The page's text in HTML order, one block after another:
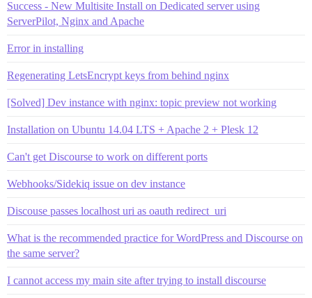
Success - New Multisite Install on Dedicated server using
ServerPilot, Nginx and Apache
Error in installing
Regenerating LetsEncrypt keys from behind nginx
[Solved] Dev instance with nginx: topic preview not working
Installation on Ubuntu 14.04 LTS + Apache 2 + Plesk 12
Can't get Discourse to work on different ports
Webhooks/Sidekiq issue on dev instance
Discouse passes localhost uri as oauth redirect_uri
What is the recommended practice for WordPress and Discourse on
the same server?
I cannot access my main site after trying to install discourse